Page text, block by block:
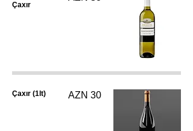
Çaxır
Çaxır (1lt) AZN 30